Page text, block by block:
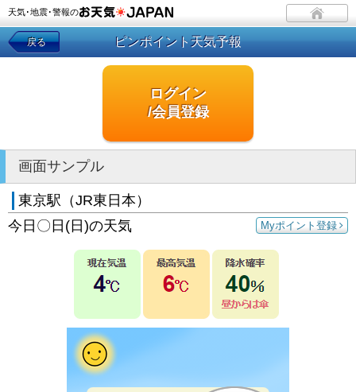
天気･地震･警報の
戻る ピンポイント天気予報
ログイン
/会員登録
画面サンプル
東京駅（JR東日本）
Myポイント登録
今日〇日(日)の天気